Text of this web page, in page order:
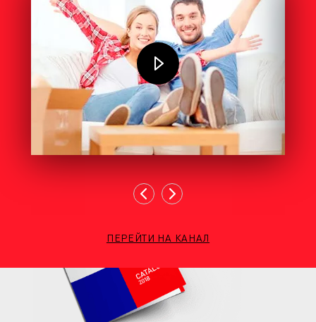
ПЕРЕЙТИ НА КАНАЛ